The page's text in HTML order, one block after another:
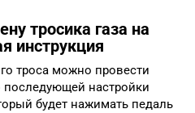
тросика газа на
инструкция
троса можно провести
последующей настройки
будет нажимать педаль